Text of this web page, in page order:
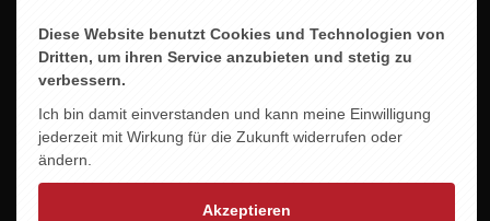
ZU DIESEM PRODUKT PASST ...
Diese Website benutzt Cookies und Technologien von
Dritten, um ihren Service anzubieten und stetig zu
verbessern.
Ich bin damit einverstanden und kann meine Einwilligung
jederzeit mit Wirkung für die Zukunft widerrufen oder
ändern.
Akzeptieren